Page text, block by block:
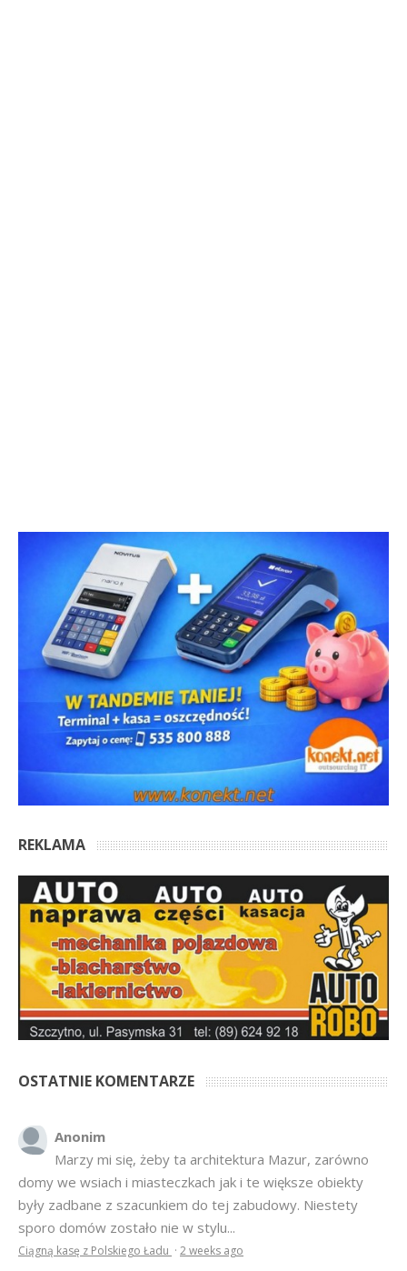
REKLAMA
OSTATNIE KOMENTARZE
Anonim
Marzy mi się, żeby ta architektura Mazur, zarówno
domy we wsiach i miasteczkach jak i te większe obiekty